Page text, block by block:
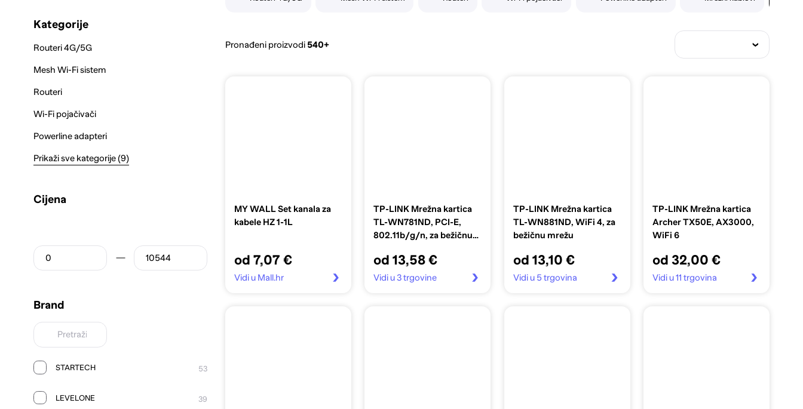
Kategorije
Routeri 4G/5G
Mesh Wi-Fi sistem
Routeri
Wi-Fi pojačivači
Powerline adapteri
Prikaži sve kategorije (9)
Cijena
Brand
STARTECH 53
LEVELONE 39
Pronađeni proizvodi 540+
MY WALL Set kanala za
kabele HZ 1-1L
od 7,07 €
Vidi u Mall.hr
TP-LINK Mrežna kartica
TL-WN781ND, PCI-E,
802.11b/g/n, za bežičnu
od 13,58 €
Vidi u 3 trgovine
TP-LINK Mrežna kartica
TL-WN881ND, WiFi 4, za
bežičnu mrežu
od 13,10 €
Vidi u 5 trgovina
TP-LINK Mrežna kartica
Archer TX50E, AX3000,
WiFi 6
od 32,00 €
Vidi u 11 trgovina